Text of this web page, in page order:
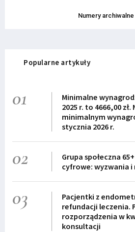
Numery archiwalne
Popularne artykuły
01
Minimalne
2025 r. to 4666,00
minimalnym
stycznia 2026 r.
02
Grupa społeczna
cyfrowe: wyzwania i
03
Pacjentki z
refundacji leczenia.
rozporządzenia w
konsultacji